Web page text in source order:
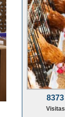
8373
Visitas